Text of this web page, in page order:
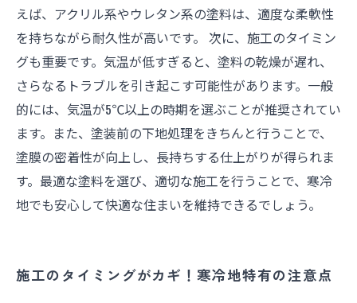
えば、アクリル系やウレタン系の塗料は、適度な柔軟性
を持ちながら耐久性が高いです。 次に、施工のタイミン
グも重要です。気温が低すぎると、塗料の乾燥が遅れ、
さらなるトラブルを引き起こす可能性があります。一般
的には、気温が5℃以上の時期を選ぶことが推奨されてい
ます。また、塗装前の下地処理をきちんと行うことで、
塗膜の密着性が向上し、長持ちする仕上がりが得られま
す。最適な塗料を選び、適切な施工を行うことで、寒冷
地でも安心して快適な住まいを維持できるでしょう。
施工のタイミングがカギ！寒冷地特有の注意点